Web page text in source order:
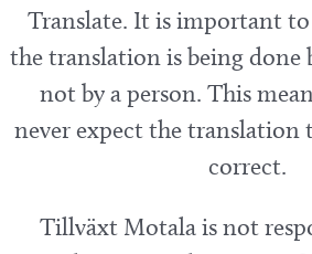
Translate. It is important
the translation is being done
not by a person. This
never expect the translation
correct.
Tillväxt Motala is not